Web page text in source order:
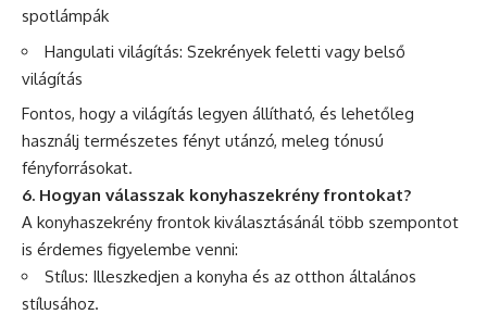
spotlámpák
Hangulati világítás: Szekrények feletti vagy belső
világítás
Fontos, hogy a világítás legyen állítható, és lehetőleg
használj természetes fényt utánzó, meleg tónusú
fényforrásokat.
6. Hogyan válasszak konyhaszekrény frontokat?
A konyhaszekrény frontok kiválasztásánál több szempontot
is érdemes figyelembe venni:
Stílus: Illeszkedjen a konyha és az otthon általános
stílusához.